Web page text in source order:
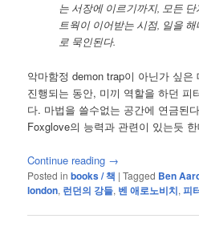
는 서장에 이르기까지, 모든
트웍이 이어받는 시점, 일을
로 묵인된다.
악마함정 demon trap이 아닌가 싶
진행되는 동안, 미끼 역할을 하던 피
다. 마법을 쓸수없는 공간에 연금된
Foxglove의 능력과 관련이 있는듯
Continue reading →
Posted in books / 책 |Tagged Ben
london, 런던의 강들, 벤 애로노비치,피